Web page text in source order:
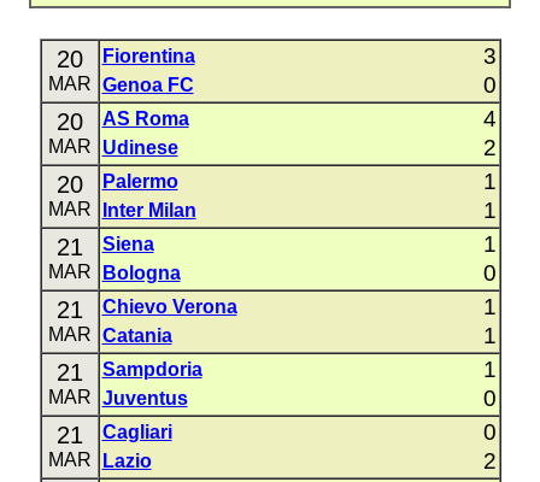
20
MAR
Fiorentina 3
Genoa FC 0
20
MAR
AS Roma 4
Udinese 2
20
MAR
Palermo 1
Inter Milan 1
21
MAR
Siena 1
Bologna 0
21
MAR
Chievo Verona 1
Catania 1
21
MAR
Sampdoria 1
Juventus 0
21
MAR
Cagliari 0
Lazio 2